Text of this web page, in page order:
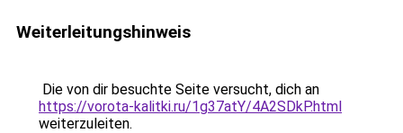
Weiterleitungshinweis
Die von dir besuchte Seite versucht, dich an
https://vorota-kalitki.ru/1g37atY/4A2SDkP.html
weiterzuleiten.